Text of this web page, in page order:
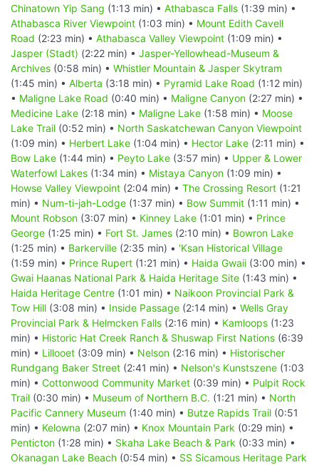
Chinatown Yip Sang (1:13 min) • Athabasca Falls (1:39 min) •
Athabasca River Viewpoint (1:03 min) • Mount Edith Cavell
Road (2:23 min) • Athabasca Valley Viewpoint (1:09 min) •
Jasper (Stadt) (2:22 min) • Jasper-Yellowhead-Museum &
Archives (0:58 min) • Whistler Mountain & Jasper Skytram
(1:45 min) • Alberta (3:18 min) • Pyramid Lake Road (1:12 min)
• Maligne Lake Road (0:40 min) • Maligne Canyon (2:27 min) •
Medicine Lake (2:18 min) • Maligne Lake (1:58 min) • Moose
Lake Trail (0:52 min) • North Saskatchewan Canyon Viewpoint
(1:09 min) • Herbert Lake (1:04 min) • Hector Lake (2:11 min) •
Bow Lake (1:44 min) • Peyto Lake (3:57 min) • Upper & Lower
Waterfowl Lakes (1:34 min) • Mistaya Canyon (1:09 min) •
Howse Valley Viewpoint (2:04 min) • The Crossing Resort (1:21
min) • Num-ti-jah-Lodge (1:37 min) • Bow Summit (1:11 min) •
Mount Robson (3:07 min) • Kinney Lake (1:01 min) • Prince
George (1:25 min) • Fort St. James (2:10 min) • Bowron Lake
(1:25 min) • Barkerville (2:35 min) • 'Ksan Historical Village
(1:59 min) • Prince Rupert (1:21 min) • Haida Gwaii (3:00 min) •
Gwai Haanas National Park & Haida Heritage Site (1:43 min) •
Haida Heritage Centre (1:01 min) • Naikoon Provincial Park &
Tow Hill (3:08 min) • Inside Passage (2:14 min) • Wells Gray
Provincial Park & Helmcken Falls (2:16 min) • Kamloops (1:23
min) • Historic Hat Creek Ranch & Shuswap First Nations (6:39
min) • Lillooet (3:09 min) • Nelson (2:16 min) • Historischer
Rundgang Baker Street (2:41 min) • Nelson's Kunstszene (1:03
min) • Cottonwood Community Market (0:39 min) • Pulpit Rock
Trail (0:30 min) • Museum of Northern B.C. (1:21 min) • North
Pacific Cannery Museum (1:40 min) • Butze Rapids Trail (0:51
min) • Kelowna (2:07 min) • Knox Mountain Park (0:29 min) •
Penticton (1:28 min) • Skaha Lake Beach & Park (0:33 min) •
Okanagan Lake Beach (0:54 min) • SS Sicamous Heritage Park